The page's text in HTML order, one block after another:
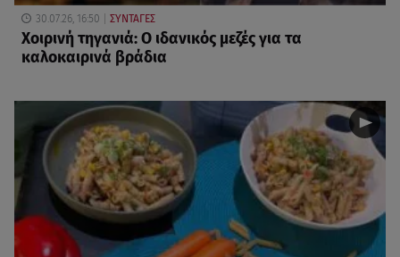
30.07.26, 16:50 ΣΥΝΤΑΓΕΣ
Χοιρινή τηγανιά: Ο ιδανικός μεζές για τα
καλοκαιρινά βράδια